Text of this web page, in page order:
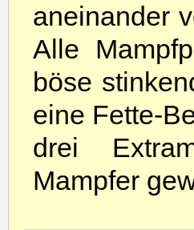
aneinander
Alle
böse
eine Fette-
drei
Mampfer